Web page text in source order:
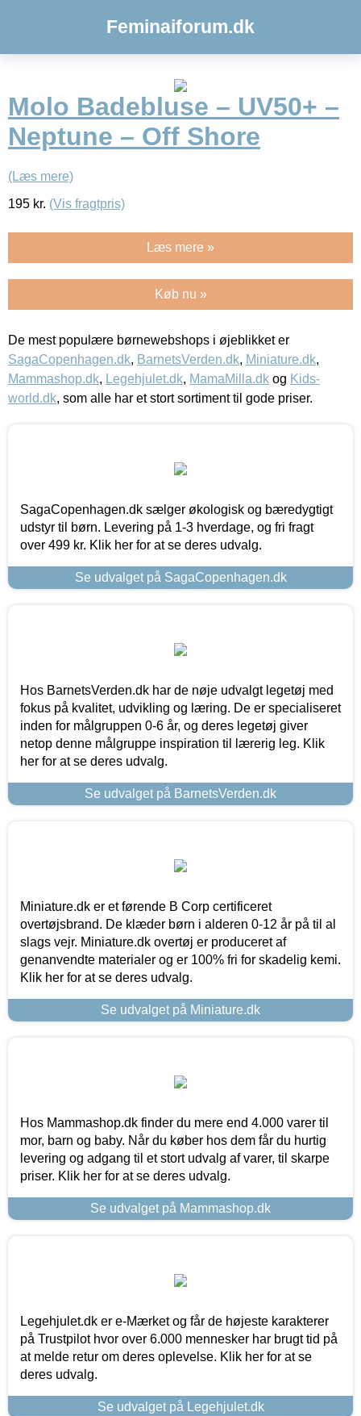
Feminaiforum.dk
Molo Badebluse – UV50+ –
Neptune – Off Shore
(Læs mere)
195 kr. (Vis fragtpris)
Læs mere »
Køb nu »
De mest populære børnewebshops i øjeblikket er
SagaCopenhagen.dk, BarnetsVerden.dk, Miniature.dk,
Mammashop.dk, Legehjulet.dk, MamaMilla.dk og Kids-
world.dk, som alle har et stort sortiment til gode priser.
SagaCopenhagen.dk sælger økologisk og bæredygtigt
udstyr til børn. Levering på 1-3 hverdage, og fri fragt
over 499 kr. Klik her for at se deres udvalg.
Se udvalget på SagaCopenhagen.dk
Hos BarnetsVerden.dk har de nøje udvalgt legetøj med
fokus på kvalitet, udvikling og læring. De er specialiseret
inden for målgruppen 0-6 år, og deres legetøj giver
netop denne målgruppe inspiration til lærerig leg. Klik
her for at se deres udvalg.
Se udvalget på BarnetsVerden.dk
Miniature.dk er et førende B Corp certificeret
overtøjsbrand. De klæder børn i alderen 0-12 år på til al
slags vejr. Miniature.dk overtøj er produceret af
genanvendte materialer og er 100% fri for skadelig kemi.
Klik her for at se deres udvalg.
Se udvalget på Miniature.dk
Hos Mammashop.dk finder du mere end 4.000 varer til
mor, barn og baby. Når du køber hos dem får du hurtig
levering og adgang til et stort udvalg af varer, til skarpe
priser. Klik her for at se deres udvalg.
Se udvalget på Mammashop.dk
Legehjulet.dk er e-Mærket og får de højeste karakterer
på Trustpilot hvor over 6.000 mennesker har brugt tid på
at melde retur om deres oplevelse. Klik her for at se
deres udvalg.
Se udvalget på Legehjulet.dk